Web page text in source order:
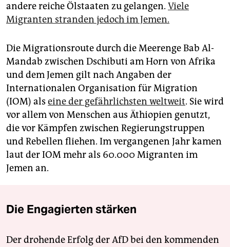
andere reiche Ölstaaten zu gelangen. Viele
Migranten stranden jedoch im Jemen.
Die Migrationsroute durch die Meerenge Bab Al-
Mandab zwischen Dschibuti am Horn von Afrika
und dem Jemen gilt nach Angaben der
Internationalen Organisation für Migration
(IOM) als eine der gefährlichsten weltweit. Sie wird
vor allem von Menschen aus Äthiopien genutzt,
die vor Kämpfen zwischen Regierungstruppen
und Rebellen fliehen. Im vergangenen Jahr kamen
laut der IOM mehr als 60.000 Migranten im
Jemen an.
Die Engagierten stärken
Der drohende Erfolg der AfD bei den kommenden